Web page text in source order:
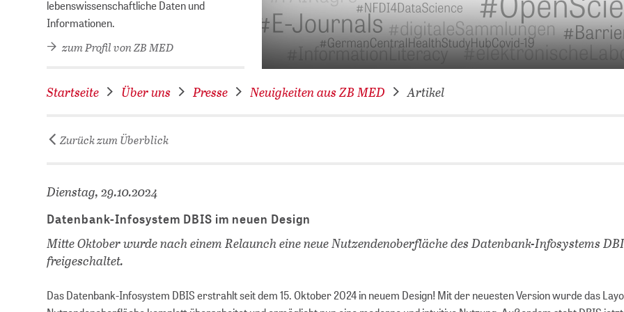
VERNETZEN: WIR FÜR SIE
DATENBANKEN
DIGITALE
lebenswissenschaftliche Daten und
Informationen.
zum Profil von ZB MED
des Jahres 2026!
Startseite Über uns Presse Neuigkeiten aus ZB MED Artikel
Zurück zum Überblick
Dienstag, 29.10.2024
Datenbank-Infosystem DBIS im neuen Design
Mitte Oktober wurde nach einem Relaunch eine neue Nutzendenoberfläche des Datenbank-Infosystems
freigeschaltet.
Das Datenbank-Infosystem DBIS erstrahlt seit dem 15. Oktober 2024 in neuem Design! Mit der neuesten Version wurde das